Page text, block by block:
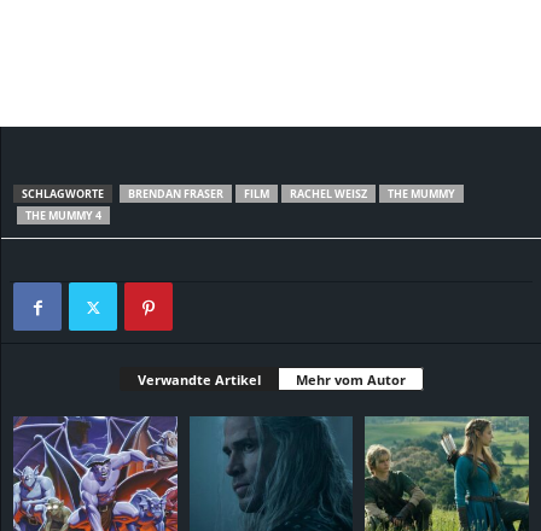
SCHLAGWORTE BRENDAN FRASER FILM RACHEL WEISZ
THE MUMMY
THE MUMMY 4
Verwandte Artikel Mehr vom Autor